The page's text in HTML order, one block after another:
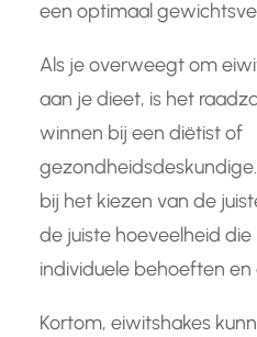
een optimaal
Als je overweegt om
aan je dieet, is het
winnen bij een diëtist of
bij het kiezen van de
de juiste hoeveelheid
individuele behoeften en
Kortom, eiwitshakes